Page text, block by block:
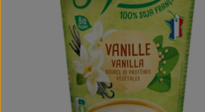
Boissons
Accessoires et divers
Cosmétique et hygiène